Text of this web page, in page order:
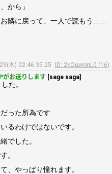
から」
隣に戻って、一人で読もう……
木) 02:46:35.25
ID: 2kQuwonL0 (16)
がお送りします [sage saga]
た。
った所為です
るわけではないです。
でした。
。
、やっぱり憧れます。